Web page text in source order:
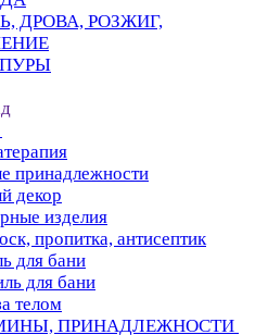
ДРОВА, РОЗЖИГ,
принадлежности
декор
изделия
пропитка, антисептик
для бани
для бани
телом
ПРИНАДЛЕЖНОСТИ